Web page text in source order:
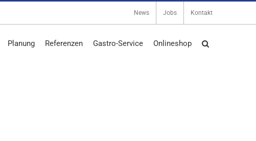
News Jobs Kontakt
Planung Referenzen Gastro-Service Onlineshop